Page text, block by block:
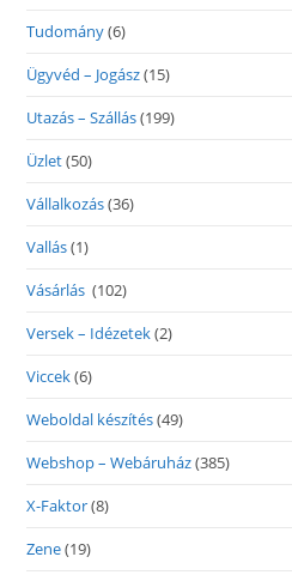
Tudomány(6)
Ügyvéd – Jogász(15)
Utazás – Szállás(199)
Üzlet(50)
Vállalkozás(36)
Vallás(1)
Vásárlás (102)
Versek – Idézetek(2)
Viccek(6)
Weboldal készítés(49)
Webshop – Webáruház(385)
X-Faktor(8)
Zene(19)